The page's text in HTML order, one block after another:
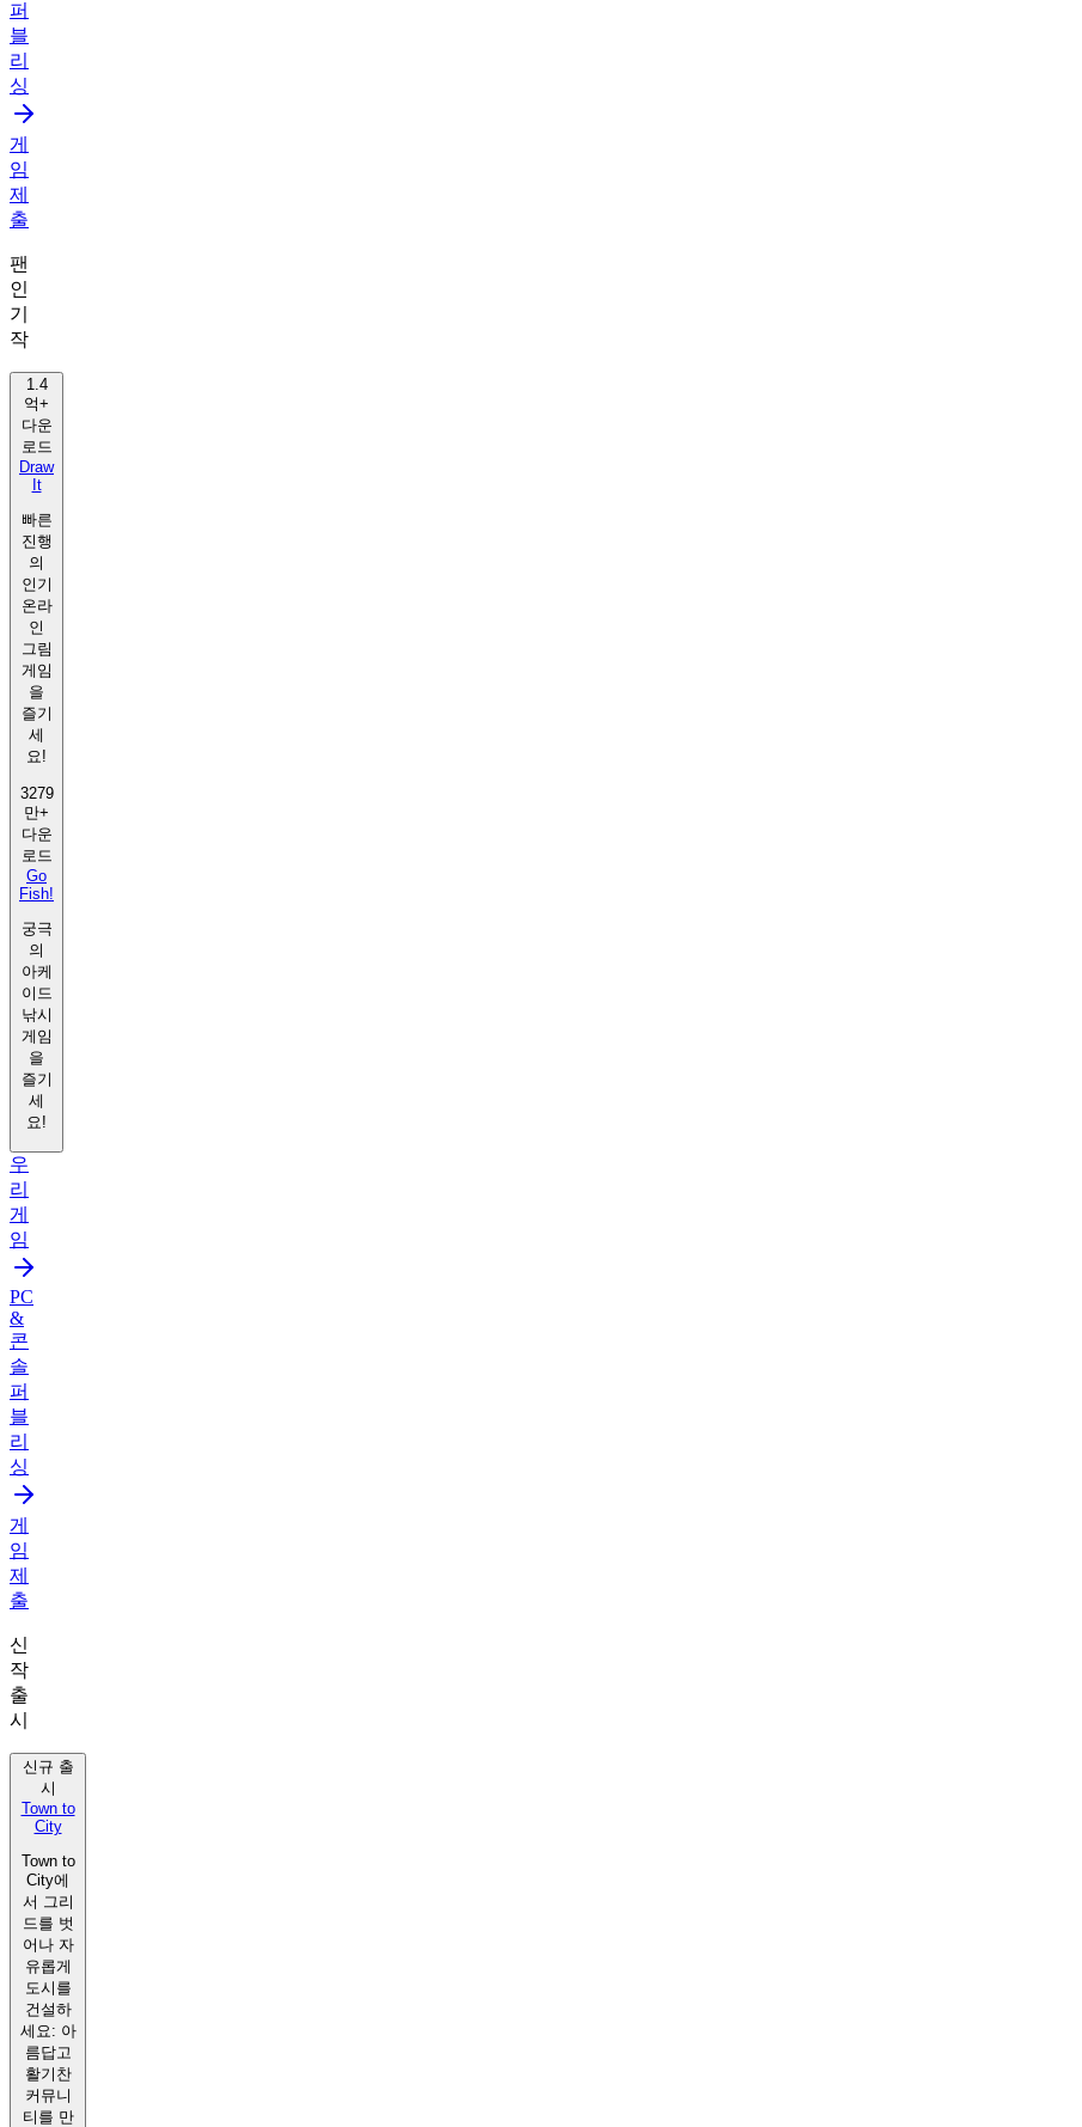
퍼
블
리
싱
게
임
제
출
팬
인
기
작
1.4
억+
다운
로드
Draw
It
빠른
진행
의
인기
온라
인
그림
게임
을
즐기
세
요!
3279
만+
다운
로드
Go
Fish!
궁극
의
아케
이드
낚시
게임
을
즐기
세
요!
우
리
게
임
PC
&
콘
솔
퍼
블
리
싱
게
임
제
출
신
작
출
시
신규 출
시
Town to
City
Town to
City에
서 그리
드를 벗
어나 자
유롭게
도시를
건설하
세요: 아
름답고
활기찬
커뮤니
티를 만